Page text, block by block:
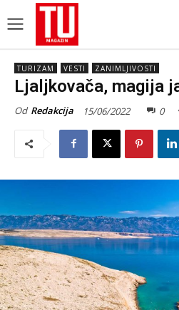
TURIZAM VESTI ZANIMLJIVOSTI
Ljaljkovača, magija
Od Redakcija 15/06/2022 0